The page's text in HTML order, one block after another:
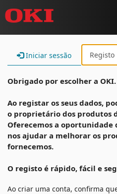
Iniciar sessão Registo
Obrigado por escolher a OKI.
Ao registar os seus dados,
o proprietário dos produtos
Oferecemos a oportunidade
nos ajudar a melhorar os
fornecemos.
O registo é rápido, fácil e
Ao criar uma conta, confirma